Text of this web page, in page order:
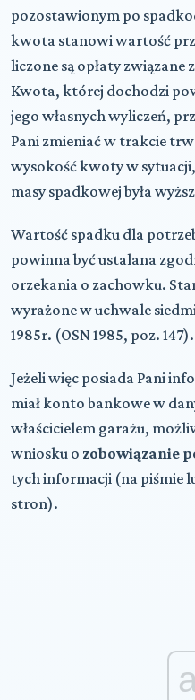
pozostawionym po
kwota stanowi wartość
liczone są opłaty
Kwota, której dochodzi
jego własnych wyliczeń,
Pani zmieniać w trakcie
wysokość kwoty w
masy spadkowej była
Wartość spadku dla
powinna być ustalana
orzekania o zachowku.
wyrażone w uchwale
1985r. (OSN 1985, poz. 147).
Jeżeli więc posiada Pani
miał konto bankowe w
właścicielem garażu,
wniosku o zobowiązanie
tych informacji (na piśmie
stron).